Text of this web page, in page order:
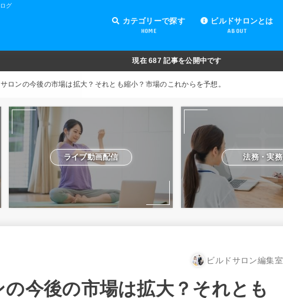
グ
カテゴリーで探す
HOME
オンラインサロンの運営
オンラインサロンの集客
オンラインサロンの紹介
オンラインサロンの活用
法務・実務
ライブ動画配信
動画制作・編集
セキュリティ対策
Facebook運営
会費設定
オンラインサロンの開設準備
道具・機材紹介と解説
NFT
ビルドサロンとは
ABOUT
現在687 記事を公開中です
ロンの今後の市場は拡大？それとも縮小？市場のこれからを予想。
ライブ動画配信 法務・実務
ビルドサロン編集室
今後の市場は拡大？それとも